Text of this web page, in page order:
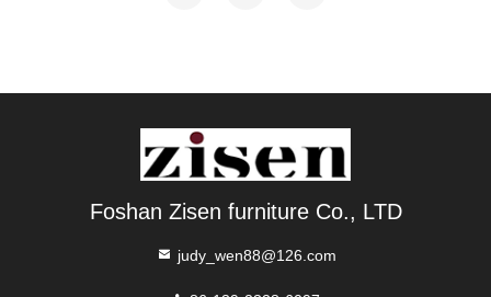
Foshan Zisen furniture Co., LTD
judy_wen88@126.com